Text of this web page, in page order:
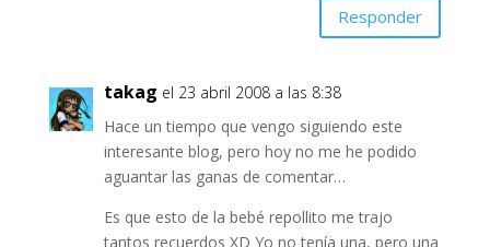
Responder
takag el 23 abril 2008 a las 8:38
Hace un tiempo que vengo siguiendo este
interesante blog, pero hoy no me he podido
aguantar las ganas de comentar…
Es que esto de la bebé repollito me trajo
tantos recuerdos XD Yo no tenía una, pero una